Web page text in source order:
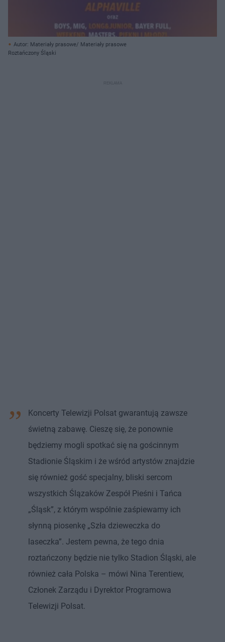
Autor: Materiały prasowe/ Materiały prasowe
Roztańczony Śląski
Koncerty Telewizji Polsat gwarantują zawsze
świetną zabawę. Cieszę się, że ponownie
będziemy mogli spotkać się na gościnnym
Stadionie Śląskim i że wśród artystów znajdzie
się również gość specjalny, bliski sercom
wszystkich Ślązaków Zespół Pieśni i Tańca
„Śląsk”, z którym wspólnie zaśpiewamy ich
słynną piosenkę „Szła dzieweczka do
laseczka”. Jestem pewna, że tego dnia
roztańczony będzie nie tylko Stadion Śląski, ale
również cała Polska – mówi Nina Terentiew,
Członek Zarządu i Dyrektor Programowa
Telewizji Polsat.